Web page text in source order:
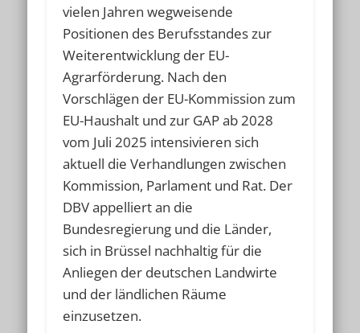
vielen Jahren wegweisende
Positionen des Berufsstandes zur
Weiterentwicklung der EU-
Agrarförderung. Nach den
Vorschlägen der EU-Kommission zum
EU-Haushalt und zur GAP ab 2028
vom Juli 2025 intensivieren sich
aktuell die Verhandlungen zwischen
Kommission, Parlament und Rat. Der
DBV appelliert an die
Bundesregierung und die Länder,
sich in Brüssel nachhaltig für die
Anliegen der deutschen Landwirte
und der ländlichen Räume
einzusetzen.